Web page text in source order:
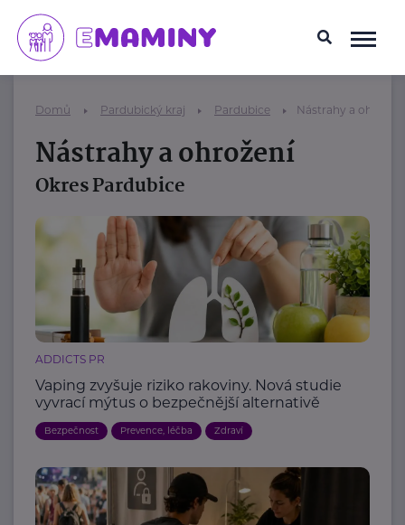
Domů Pardubický kraj Pardubice Nástrahy a ohrožení
Nástrahy a ohrožení
Okres Pardubice
ADDICTS PR
Vaping zvyšuje riziko rakoviny. Nová studie
vyvrací mýtus o bezpečnější alternativě
Bezpečnost Prevence, léčba Zdraví